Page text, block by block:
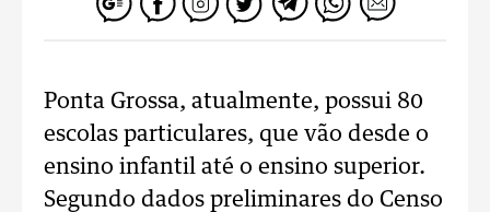
Ponta Grossa, atualmente, possui 80
escolas particulares, que vão desde o
ensino infantil até o ensino superior.
Segundo dados preliminares do Censo